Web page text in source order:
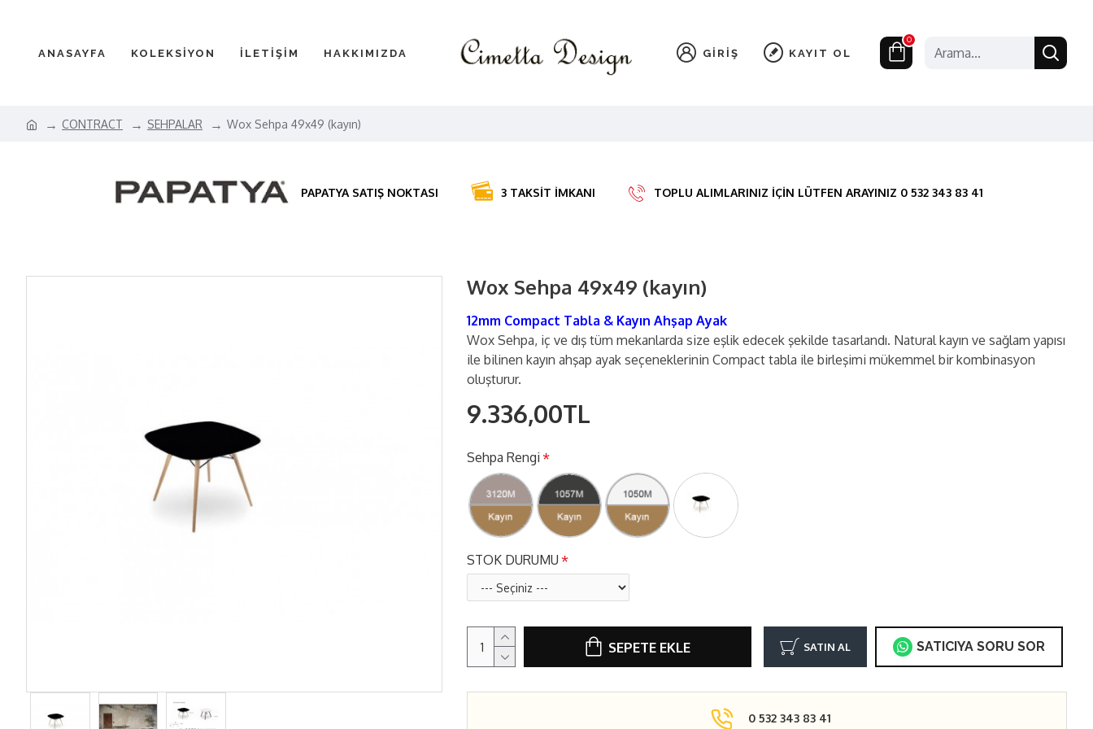
ANASAYFA KOLEKSİYON İLETİŞİM HAKKIMIZDA GIRIŞ KAYIT OL
0
CONTRACT SEHPALAR Wox Sehpa 49x49 (kayın)
PAPATYA SATIŞ NOKTASI 3 TAKSİT İMKANI TOPLU ALIMLARINIZ İÇİN LÜTFEN ARAYINIZ 0 532 343 83 41
Wox Sehpa 49x49 (kayın)
12mm Compact Tabla & Kayın Ahşap Ayak
Wox Sehpa, iç ve dış tüm mekanlarda size eşlik edecek şekilde tasarlandı. Natural kayın ve sağlam yapısı
ile bilinen kayın ahşap ayak seçeneklerinin Compact tabla ile birleşimi mükemmel bir kombinasyon
oluşturur.
9.336,00TL
Sehpa Rengi
STOK DURUMU
SEPETE EKLE SATIN AL SATICIYA SORU SOR
0 532 343 83 41